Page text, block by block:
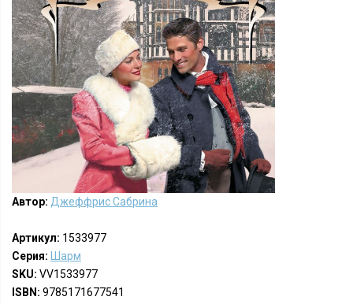
Автор: Джеффрис Сабрина
Артикул: 1533977
Серия:
Шарм
SKU: VV1533977
ISBN: 9785171677541